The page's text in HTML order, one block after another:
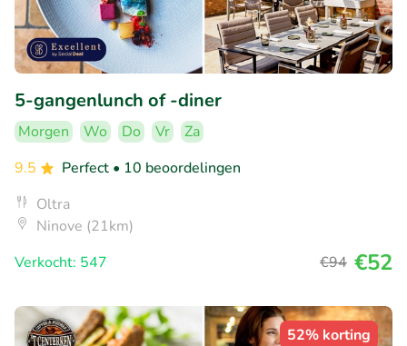
5-gangenlunch of -diner
Morgen Wo Do Vr
Za
9.5
Perfect • 10 beoordelingen
Oltra
Ninove (21km)
Verkocht: 547
€94 €52
52% korting